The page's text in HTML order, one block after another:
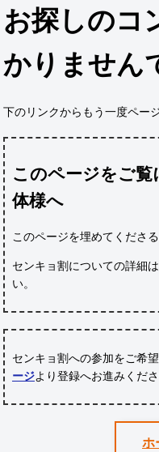
お探しのコ
かりません
下のリンクからもう一度ペー
このページをご
体様へ
このページを埋めてくださ
センキョ割についての詳細は
い。
センキョ割への参加をご希
ージより登録へお進みくださ
ホ